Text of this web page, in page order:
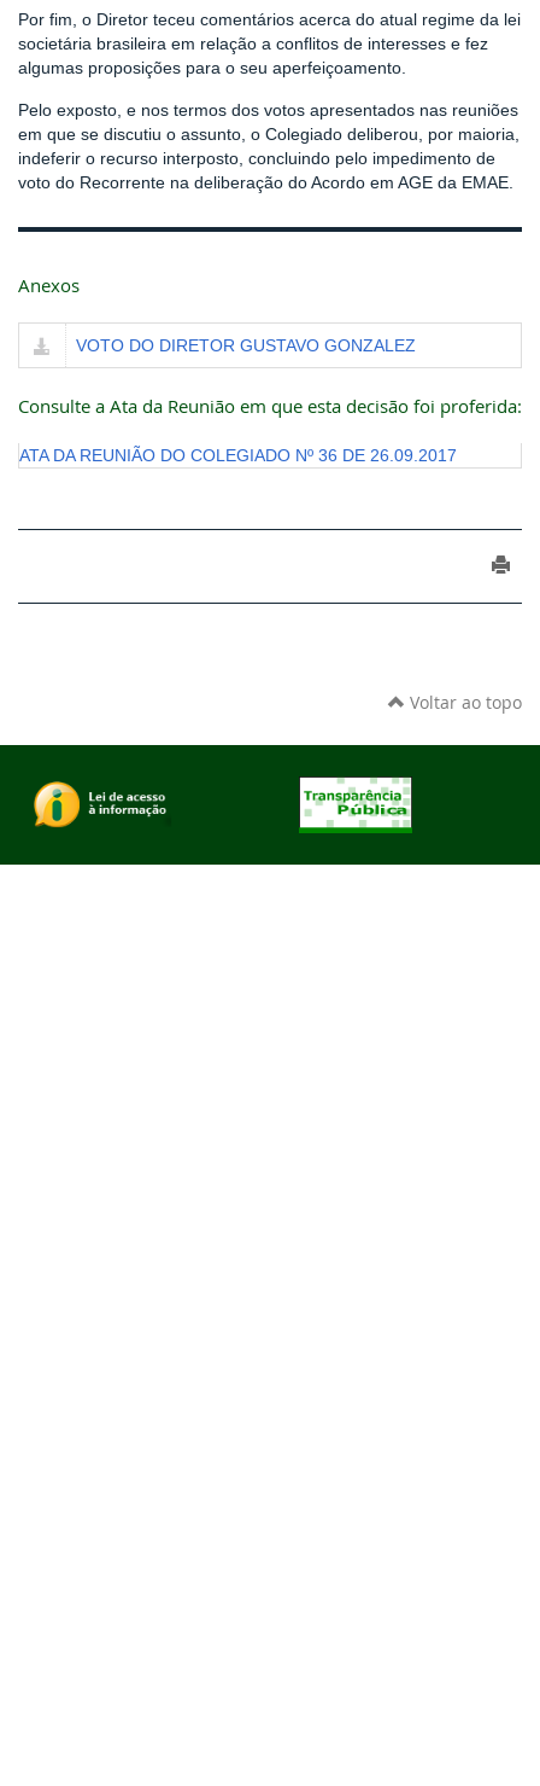
Por fim, o Diretor teceu comentários acerca do atual regime da lei
societária brasileira em relação a conflitos de interesses e fez
algumas proposições para o seu aperfeiçoamento.
Pelo exposto, e nos termos dos votos apresentados nas reuniões
em que se discutiu o assunto, o Colegiado deliberou, por maioria,
indeferir o recurso interposto, concluindo pelo impedimento de
voto do Recorrente na deliberação do Acordo em AGE da EMAE.
Anexos
VOTO DO DIRETOR GUSTAVO GONZALEZ
Consulte a Ata da Reunião em que esta decisão foi proferida:
ATA DA REUNIÃO DO COLEGIADO Nº 36 DE 26.09.2017
Voltar ao topo